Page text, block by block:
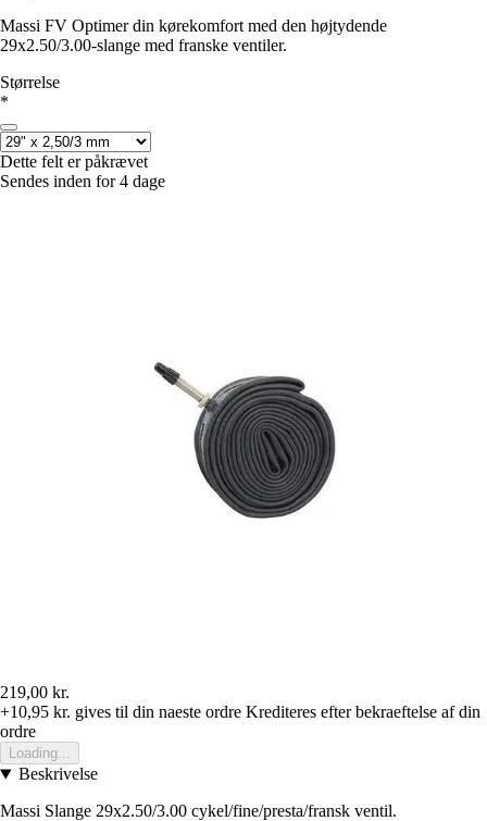
Massi FV Optimer din kørekomfort med den højtydende
29x2.50/3.00-slange med franske ventiler.
Størrelse
*
Dette felt er påkrævet
Sendes inden for 4 dage
219,00 kr.
+10,95 kr. gives til din naeste ordre Krediteres efter bekraeftelse af din
ordre
Loading...
Beskrivelse
Massi Slange 29x2.50/3.00 cykel/fine/presta/fransk ventil.